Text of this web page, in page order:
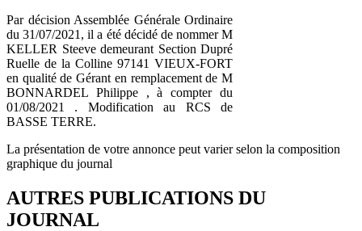
Par décision Assemblée Générale Ordinaire
du 31/07/2021, il a été décidé de nommer M
KELLER Steeve demeurant Section Dupré
Ruelle de la Colline 97141 VIEUX-FORT
en qualité de Gérant en remplacement de M
BONNARDEL Philippe , à compter du
01/08/2021 . Modification au RCS de
BASSE TERRE.
La présentation de votre annonce peut varier selon la composition
graphique du journal
AUTRES PUBLICATIONS DU
JOURNAL